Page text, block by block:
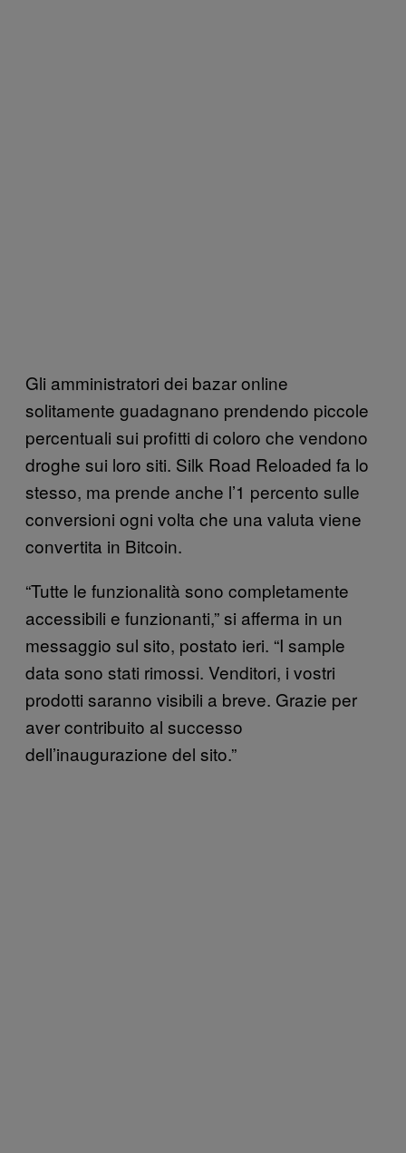
Gli amministratori dei bazar online
solitamente guadagnano prendendo piccole
percentuali sui profitti di coloro che vendono
droghe sui loro siti. Silk Road Reloaded fa lo
stesso, ma prende anche l’1 percento sulle
conversioni ogni volta che una valuta viene
convertita in Bitcoin.
“Tutte le funzionalità sono completamente
accessibili e funzionanti,” si afferma in un
messaggio sul sito, postato ieri. “I sample
data sono stati rimossi. Venditori, i vostri
prodotti saranno visibili a breve. Grazie per
aver contribuito al successo
dell’inaugurazione del sito.”